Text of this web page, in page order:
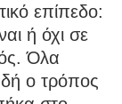
επίπεδο:
ή όχι σε
Όλα
ο τρόπος